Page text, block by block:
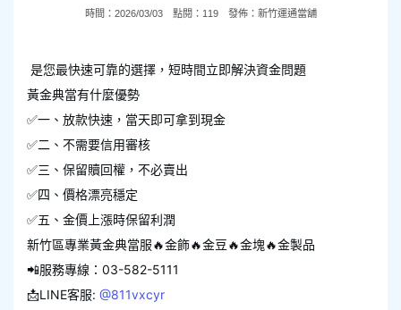
時間：2026/03/03 點閱：119 發佈： 新竹運通當舖
是您最快速可靠的選擇，短時間立即解決資金問題
黃金典當有什麼優勢
✅一、放款快速，當天即可拿到現金
✅二、不需要信用審核
✅三、保留贖回權，不必賣出
✅四、價格漂亮穩定
✅五、金價上漲時保留利潤
新竹區專業黃金典當服🔥金飾🔥金豆🔥金塊🔥金製品
📲服務專線：03-582-5111
📩LINE客服: @811vxcyr